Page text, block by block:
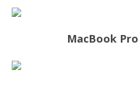
MacBook